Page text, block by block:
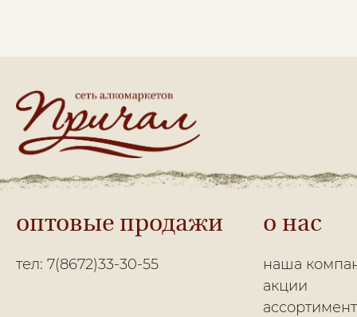
оптовые продажи
тел: 7(8672)33-30-55
о нас
наша
акции
ассортимент